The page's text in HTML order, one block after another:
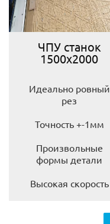
ЧПУ станок
1500х2000
Идеально ровный
рез
Точность +-1мм
Произвольные
формы детали
Высокая скорость